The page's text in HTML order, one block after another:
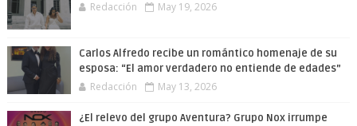
Redacción May 19, 2026
Carlos Alfredo recibe un romántico homenaje de su
esposa: “El amor verdadero no entiende de edades”
Redacción May 13, 2026
¿El relevo del grupo Aventura? Grupo Nox irrumpe